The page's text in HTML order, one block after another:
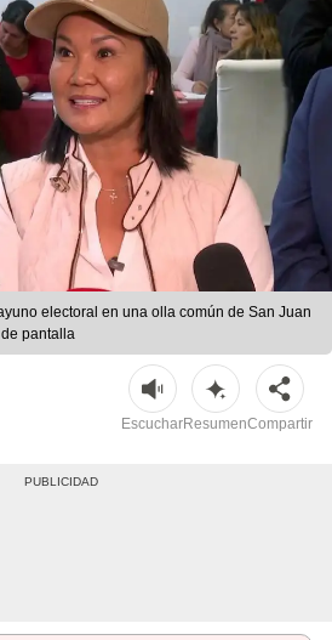
electoral en una olla común de San Juan
pantalla
EscucharResumenCompartir